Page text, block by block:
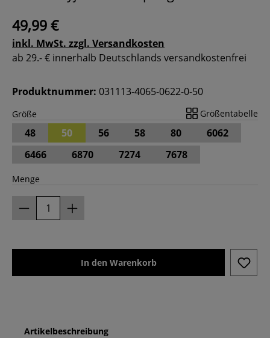
49,99 €
inkl. MwSt. zzgl. Versandkosten
ab 29.- € innerhalb Deutschlands versandkostenfrei
Produktnummer: 031113-4065-0622-0-50
Größe Größentabelle
48 50 56 58 80
6062
6466
6870 7274 7678
Menge
In den Warenkorb
Artikelbeschreibung